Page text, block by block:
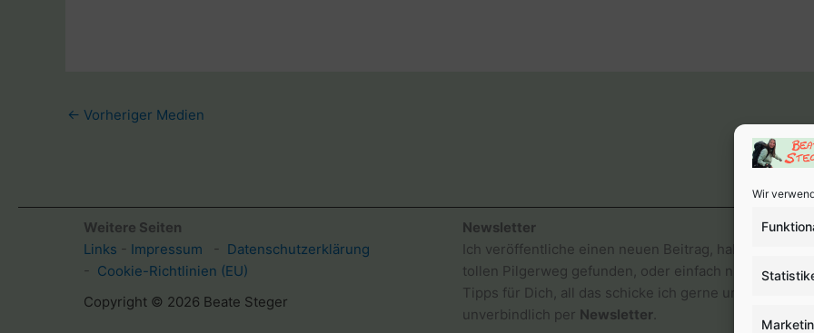
Wir
← Vorheriger Medien
Weitere Seiten
Links - Impressum - Datenschutzerklärung
- Cookie-Richtlinien (EU)
Copyright © 2026 Beate Steger
Newsletter
Ich veröffentliche einen neuen Beitrag, habe einen
tollen Pilgerweg gefunden, oder einfach nur gute
Tipps für Dich, all das schicke ich gerne und
unverbindlich per Newsletter.